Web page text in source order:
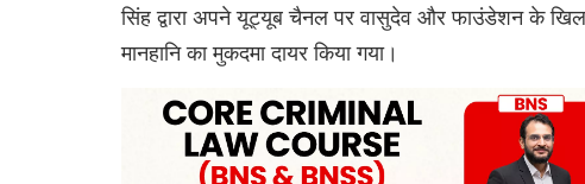
सिंह द्वारा अपने यूट्यूब चैनल पर वासुदेव और फाउंडेशन के
मानहानि का मुकदमा दायर किया गया।